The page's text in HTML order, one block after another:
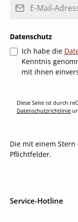
Datenschutz
Ich habe die
Kenntnis
mit ihnen
Diese Seite ist durch
Datenschutzrichtlinie
Die mit einem
Pflichtfelder.
Service-Hotline